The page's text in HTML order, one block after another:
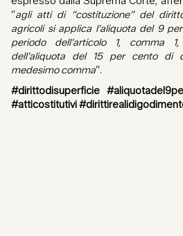
“agli atti di “costituzione” del
agricoli si applica l’aliquota del 9
periodo dell’articolo 1, comma
dell’aliquota del 15 per cento di
medesimo comma”.
#dirittodisuperficie
#atticostitutivi